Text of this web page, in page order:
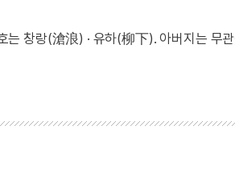
창랑(滄浪) · 유하(柳下). 아버지는 무